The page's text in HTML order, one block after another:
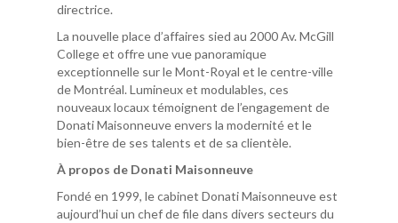
directrice.
La nouvelle place d’affaires sied au 2000 Av. McGill
College et offre une vue panoramique
exceptionnelle sur le Mont-Royal et le centre-ville
de Montréal. Lumineux et modulables, ces
nouveaux locaux témoignent de l’engagement de
Donati Maisonneuve envers la modernité et le
bien-être de ses talents et de sa clientèle.
À propos de Donati Maisonneuve
Fondé en 1999, le cabinet Donati Maisonneuve est
aujourd’hui un chef de file dans divers secteurs du